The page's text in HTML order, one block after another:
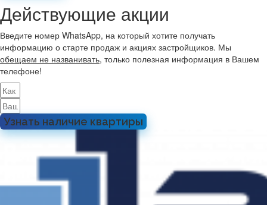
Действующие акции
Введите номер WhatsApp, на который хотите получать
информацию о старте продаж и акциях застройщиков. Мы
обещаем не названивать, только полезная информация в Вашем
телефоне!
Узнать наличие квартиры